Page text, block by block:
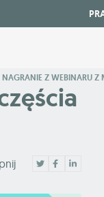
Z WEBINARU Z